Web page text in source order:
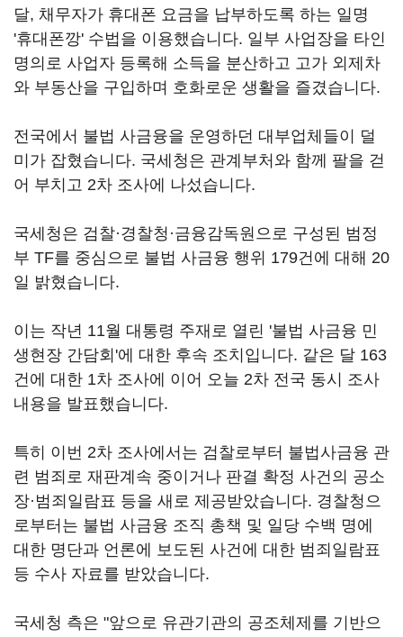
달, 채무자가 휴대폰 요금을 납부하도록 하는 일명
'휴대폰깡' 수법을 이용했습니다. 일부 사업장을 타인
명의로 사업자 등록해 소득을 분산하고 고가 외제차
와 부동산을 구입하며 호화로운 생활을 즐겼습니다.
전국에서 불법 사금융을 운영하던 대부업체들이 덜
미가 잡혔습니다. 국세청은 관계부처와 함께 팔을 걷
어 부치고 2차 조사에 나섰습니다.
국세청은 검찰·경찰청·금융감독원으로 구성된 범정
부 TF를 중심으로 불법 사금융 행위 179건에 대해 20
일 밝혔습니다.
이는 작년 11월 대통령 주재로 열린 '불법 사금융 민
생현장 간담회'에 대한 후속 조치입니다. 같은 달 163
건에 대한 1차 조사에 이어 오늘 2차 전국 동시 조사
내용을 발표했습니다.
특히 이번 2차 조사에서는 검찰로부터 불법사금융 관
련 범죄로 재판계속 중이거나 판결 확정 사건의 공소
장·범죄일람표 등을 새로 제공받았습니다. 경찰청으
로부터는 불법 사금융 조직 총책 및 일당 수백 명에
대한 명단과 언론에 보도된 사건에 대한 범죄일람표
등 수사 자료를 받았습니다.
국세청 측은 "앞으로 유관기관의 공조체제를 기반으